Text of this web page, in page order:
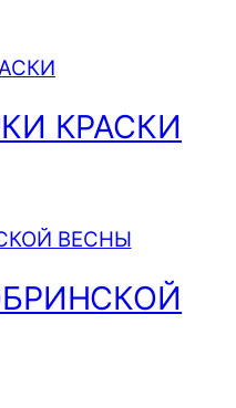
КРАСКИ